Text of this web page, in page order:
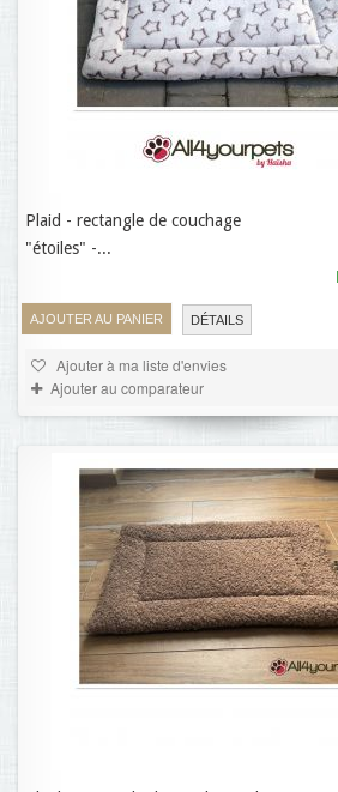
Plaid - rectangle de couchage
"étoiles" -...
AJOUTER AU PANIER DÉTAILS
Ajouter à ma liste d'envies
Ajouter au comparateur